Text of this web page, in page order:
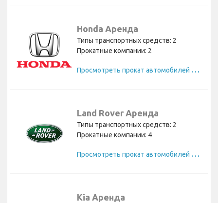
Honda Аренда
Типы транспортных средств: 2
Прокатные компании: 2
П
росмотреть прокат автомобилей Honda
Land Rover Аренда
Типы транспортных средств: 2
Прокатные компании: 4
П
росмотреть прокат автомобилей Land Rover
Kia Аренда